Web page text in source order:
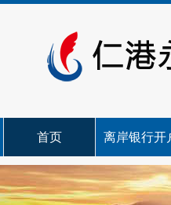
首页 离岸银行开